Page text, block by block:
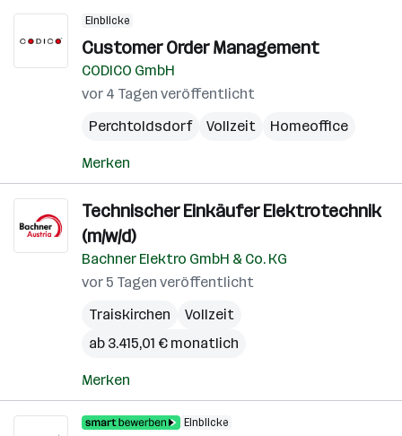
Einblicke
Customer Order Management
CODICO GmbH
vor 4 Tagen veröffentlicht
Perchtoldsdorf
Vollzeit Homeoffice
Merken
Technischer Einkäufer Elektrotechnik
(m/w/d)
Bachner Elektro GmbH & Co. KG
vor 5 Tagen veröffentlicht
Traiskirchen
Vollzeit
ab 3.415,01 € monatlich
Merken
Einblicke